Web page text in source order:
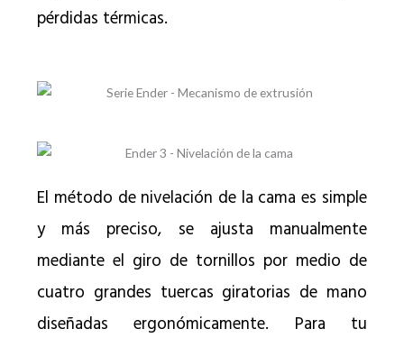
pérdidas térmicas.
El método de nivelación de la cama es simple
y más preciso, se ajusta manualmente
mediante el giro de tornillos por medio de
cuatro grandes tuercas giratorias de mano
diseñadas ergonómicamente. Para tu